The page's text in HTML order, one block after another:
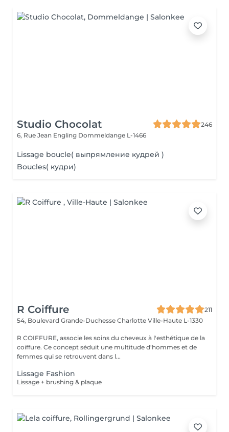
Studio Chocolat
246
6, Rue Jean Engling Dommeldange L-1466
Lissage boucle( выпрямление кудрей )
Boucles( кудри)
R Coiffure
211
54, Boulevard Grande-Duchesse Charlotte Ville-Haute L-1330
R COIFFURE, associe les soins du cheveux à l'esthétique de la
coiffure. Ce concept séduit une multitude d'hommes et de
femmes qui se retrouvent dans l...
Lissage Fashion
Lissage + brushing & plaque